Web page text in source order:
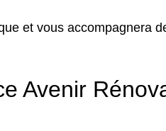
et vous accompagnera
Avenir